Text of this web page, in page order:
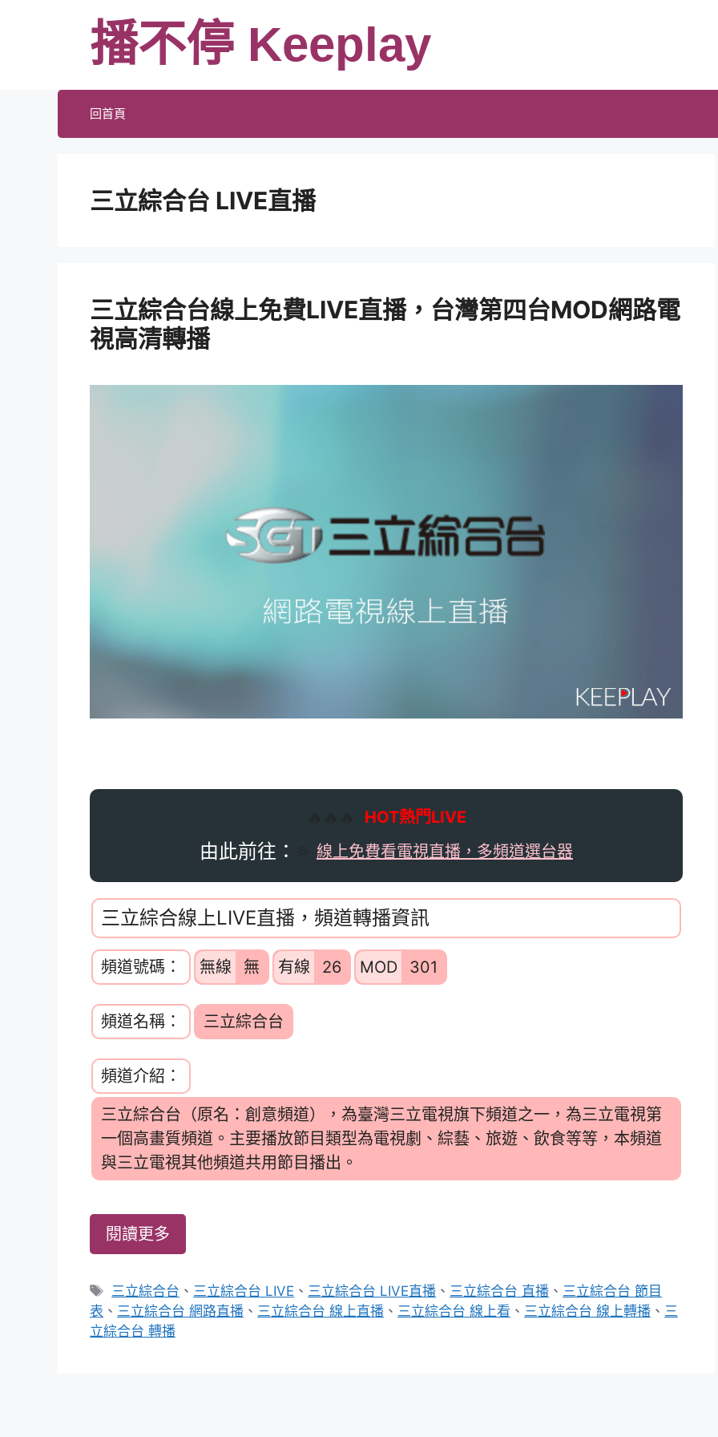
播不停 Keeplay
回首頁
三立綜合台 LIVE直播
三立綜合台線上免費LIVE直播，台灣第四台MOD網路電
視高清轉播
HOT熱門LIVE
由此前往： 線上免費看電視直播，多頻道選台器
三立綜合線上LIVE直播，頻道轉播資訊
頻道號碼： 無線 無 有線 26 MOD 301
頻道名稱： 三立綜合台
頻道介紹：
三立綜合台（原名：創意頻道），為臺灣三立電視旗下頻道之一，為三立電視第
一個高畫質頻道。主要播放節目類型為電視劇、綜藝、旅遊、飲食等等，本頻道
與三立電視其他頻道共用節目播出。
閱讀更多
標
籤
三立綜合台 、 三立綜合台 LIVE 、 三立綜合台 LIVE直播 、 三立綜合台 直播 、 三立綜合台 節目
表 、 三立綜合台 網路直播 、 三立綜合台 線上直播 、 三立綜合台 線上看 、 三立綜合台 線上轉播 、 三
立綜合台 轉播